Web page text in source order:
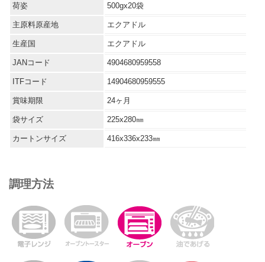
荷姿 500gx20袋
主原料原産地 エクアドル
生産国 エクアドル
JANコード 4904680959558
ITFコード 14904680959555
賞味期限 24ヶ月
袋サイズ 225x280㎜
カートンサイズ 416x336x233㎜
調理方法